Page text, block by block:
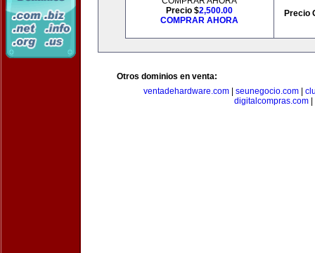
Precio $2,500.00
COMPRAR AHORA
Precio
Otros dominios en venta:
ventadehardware.com| seunegocio.com|
digitalcompras.com